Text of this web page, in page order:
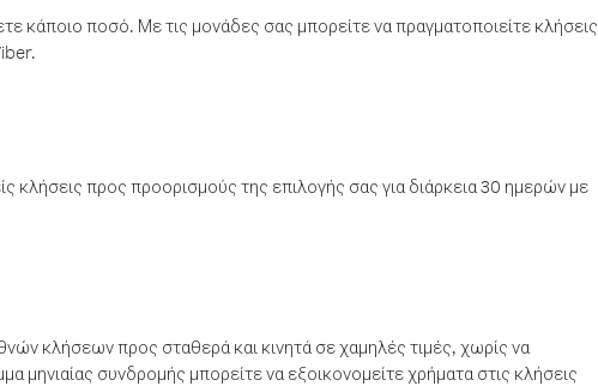
κάποιο ποσό. Με τις μονάδες σας μπορείτε να πραγματοποιείτε κλήσεις
κλήσεις προς προορισμούς της επιλογής σας για διάρκεια 30 ημερών με
κλήσεων προς σταθερά και κινητά σε χαμηλές τιμές, χωρίς να
συνδρομής μπορείτε να εξοικονομείτε χρήματα στις κλήσεις